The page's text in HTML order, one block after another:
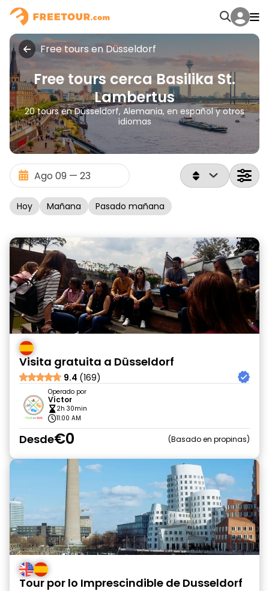
Free tours en Düsseldorf
Free tours cerca Basilika St.
Lambertus
20 tours en Düsseldorf, Alemania, en español y otros
idiomas
Hoy Mañana Pasado mañana
Visita gratuita a Düsseldorf
9.4 (169)
Operado por
Víctor
2h 30min
11:00 AM
Desde€0 Basado en propinas
Tour por lo Imprescindible de Dusseldorf